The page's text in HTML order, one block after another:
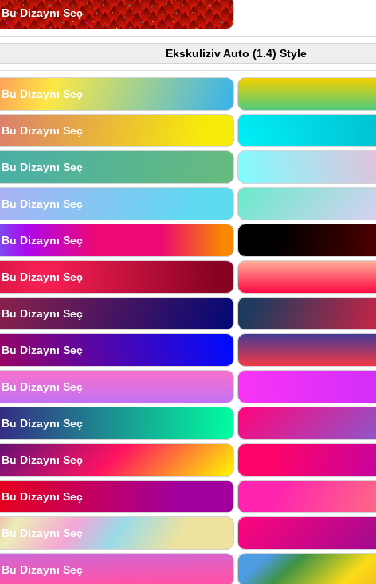
Bu Dizaynı Seç
Ekskuliziv Auto (1.4) Style
Bu Dizaynı Seç
Bu Dizaynı Seç
Bu Dizaynı Seç
Bu Dizaynı Seç
Bu Dizaynı Seç
Bu Dizaynı Seç
Bu Dizaynı Seç
Bu Dizaynı Seç
Bu Dizaynı Seç
Bu Dizaynı Seç
Bu Dizaynı Seç
Bu Dizaynı Seç
Bu Dizaynı Seç
Bu Dizaynı Seç